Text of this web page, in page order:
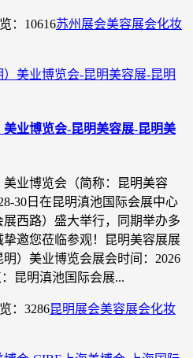
：10616苏州展会美容展会化妆
美业博览会-昆明美容展-昆明美
美业博览会（简称：昆明美容
30日在昆明滇池国际会展中心
展西路）盛大举行，同期举办多
邀您莅临参观！昆明美容展展
）美业博览会展会时间：2026
昆明滇池国际会展...
：3286昆明展会美容展会化妆